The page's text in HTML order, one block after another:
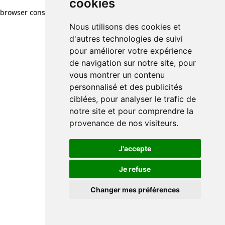
cookies
Nous utilisons des cookies et
d'autres technologies de suivi
pour améliorer votre expérience
de navigation sur notre site, pour
vous montrer un contenu
personnalisé et des publicités
ciblées, pour analyser le trafic de
notre site et pour comprendre la
provenance de nos visiteurs.
J'accepte
Je refuse
Changer mes préférences
browser console for more information)